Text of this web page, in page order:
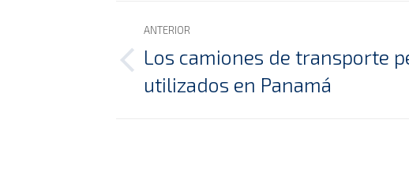
Navegación
entre
publicaciones
ANTERIOR
Publicación
anterior:
Los camiones de transporte
utilizados en Panamá